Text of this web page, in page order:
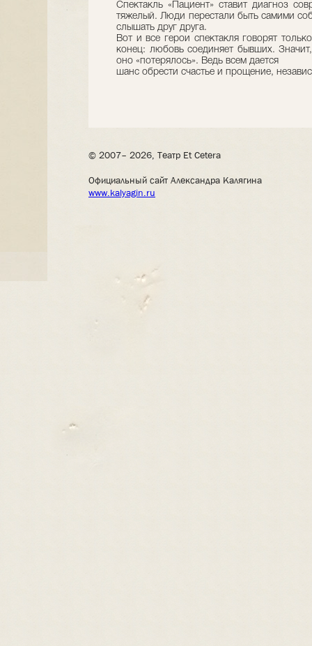
Спектакль «Пациент» ставит диагноз
тяжелый. Люди перестали быть самими
слышать друг друга.
Вот и все герои спектакля говорят
конец: любовь соединяет бывших.
оно «потерялось». Ведь всем дается
шанс обрести счастье и прощение,
© 2007– 2026, Театр Et Cetera
Официальный сайт Александра Калягина
www.kalyagin.ru